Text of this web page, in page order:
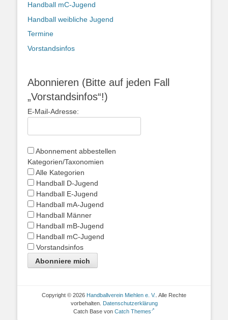
Handball mC-Jugend
Handball weibliche Jugend
Termine
Vorstandsinfos
Abonnieren (Bitte auf jeden Fall
„Vorstandsinfos“!)
E-Mail-Adresse:
Abonnement abbestellen
Kategorien/Taxonomien
Alle Kategorien
Handball D-Jugend
Handball E-Jugend
Handball mA-Jugend
Handball Männer
Handball mB-Jugend
Handball mC-Jugend
Vorstandsinfos
Abonniere mich
Copyright © 2026 Handballverein Miehlen e. V. . Alle Rechte
vorbehalten. Datenschutzerklärung
Catch Base von Catch Themes